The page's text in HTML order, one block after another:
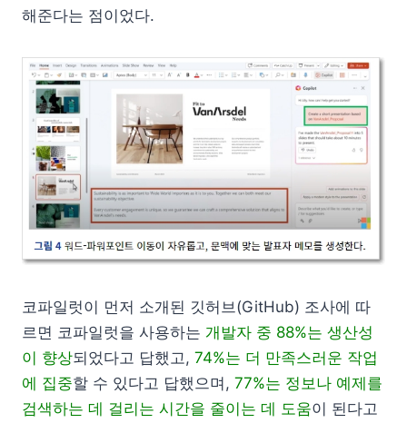
해준다는 점이었다.
코파일럿이 먼저 소개된 깃허브(GitHub) 조사에 따
르면 코파일럿을 사용하는 개발자 중 88%는 생산성
이 향상되었다고 답했고, 74%는 더 만족스러운 작업
에 집중할 수 있다고 답했으며, 77%는 정보나 예제를
검색하는 데 걸리는 시간을 줄이는 데 도움이 된다고